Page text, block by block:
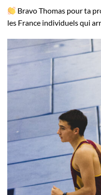
Bravo Thomas pour ta
les France individuels qui